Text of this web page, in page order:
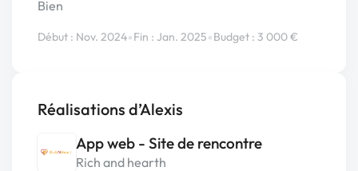
Bien
Début : Nov. 2024•Fin : Jan. 2025•Budget : 3 000 €
Réalisations d’Alexis
App web - Site de rencontre
Rich and hearth